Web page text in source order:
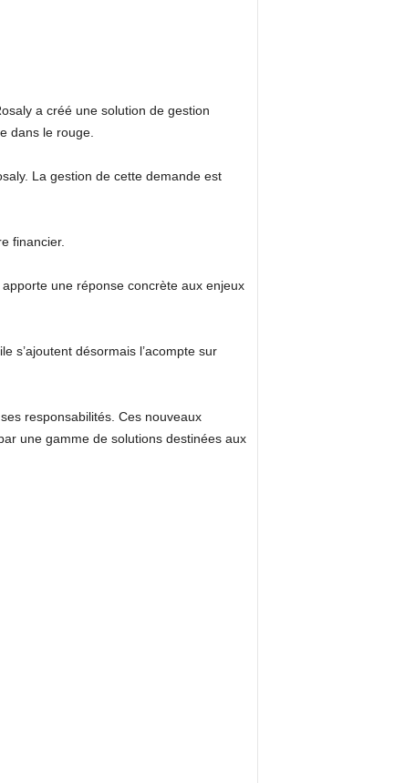
a créé une solution de gestion
dans le rouge.
La gestion de cette demande est
financier.
une réponse concrète aux enjeux
s’ajoutent désormais l’acompte sur
responsabilités. Ces nouveaux
une gamme de solutions destinées aux